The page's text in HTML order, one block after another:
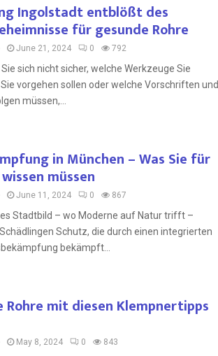
Ingolstadt entblößt des
für gesunde Rohre
June 21, 2024 0 792
sich nicht sicher, welche Werkzeuge Sie
vorgehen sollen oder welche Vorschriften und
müssen,...
in München – Was Sie für
müssen
June 11, 2024 0 867
Stadtbild – wo Moderne auf Natur trifft –
Schutz, die durch einen integrierten
bekämpft...
Rohre mit diesen Klempnertipps
May 8, 2024 0 843